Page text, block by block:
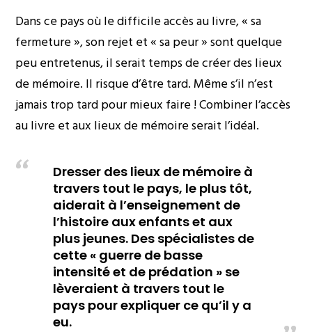
Dans ce pays où le difficile accès au livre, « sa
fermeture », son rejet et « sa peur » sont quelque
peu entretenus, il serait temps de créer des lieux
de mémoire. Il risque d’être tard. Même s’il n’est
jamais trop tard pour mieux faire ! Combiner l’accès
au livre et aux lieux de mémoire serait l’idéal.
Dresser des lieux de mémoire à
travers tout le pays, le plus tôt,
aiderait à l’enseignement de
l’histoire aux enfants et aux
plus jeunes. Des spécialistes de
cette « guerre de basse
intensité et de prédation » se
lèveraient à travers tout le
pays pour expliquer ce qu’il y a
eu.